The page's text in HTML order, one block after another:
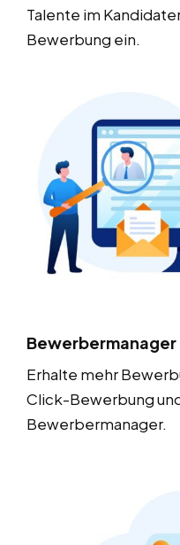
Talente im
Bewerbung ein.
Bewerbermanager
Erhalte mehr
Click-Bewerbung
Bewerbermanager.